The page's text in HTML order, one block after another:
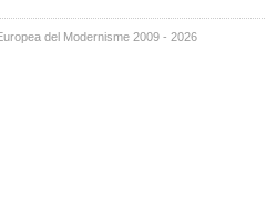
del Modernisme 2009 - 2026